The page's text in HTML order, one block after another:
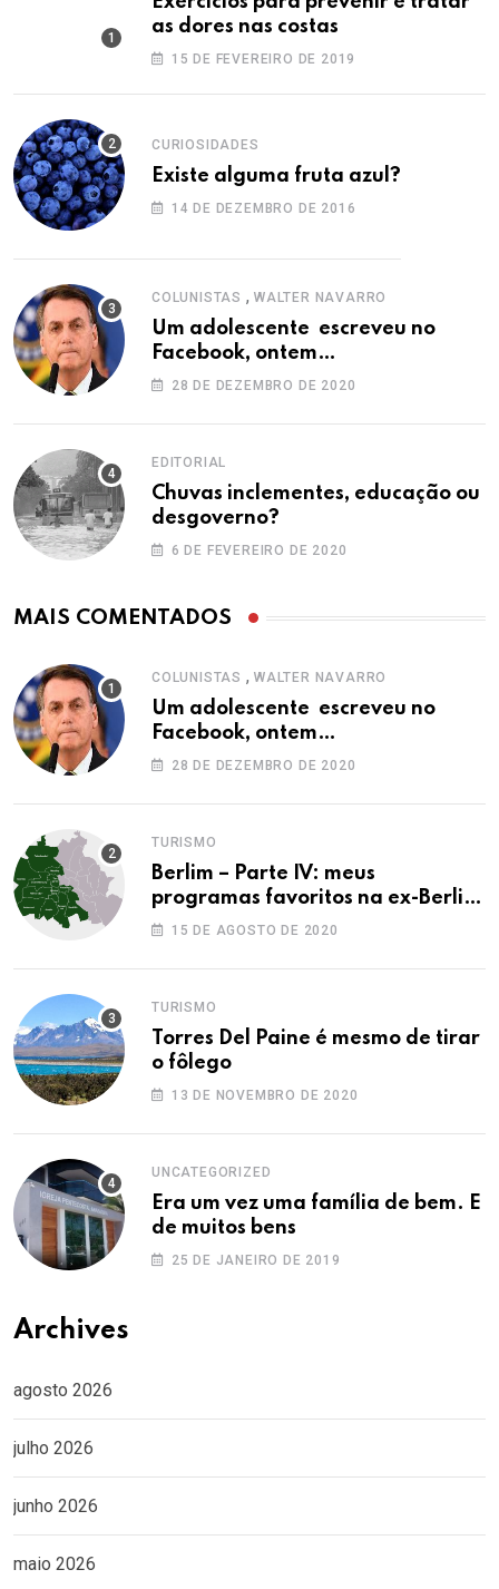
as dores nas costas
15 DE FEVEREIRO DE 2019
CURIOSIDADES
Existe alguma fruta azul?
14 DE DEZEMBRO DE 2016
COLUNISTAS , WALTER NAVARRO
Um adolescente escreveu no
Facebook, ontem…
28 DE DEZEMBRO DE 2020
EDITORIAL
Chuvas inclementes, educação ou
desgoverno?
6 DE FEVEREIRO DE 2020
MAIS COMENTADOS
COLUNISTAS , WALTER NAVARRO
Um adolescente escreveu no
Facebook, ontem…
28 DE DEZEMBRO DE 2020
TURISMO
Berlim – Parte IV: meus
programas favoritos na ex-Berlim
Ocidental
15 DE AGOSTO DE 2020
TURISMO
Torres Del Paine é mesmo de tirar
o fôlego
13 DE NOVEMBRO DE 2020
UNCATEGORIZED
Era um vez uma família de bem. E
de muitos bens
25 DE JANEIRO DE 2019
Archives
agosto 2026
julho 2026
junho 2026
maio 2026